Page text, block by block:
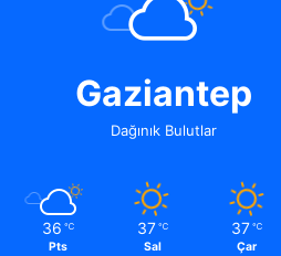
Gaziantep
Dağınık Bulutlar
36 ℃
Pts
37 ℃
Sal
37 ℃
Çar